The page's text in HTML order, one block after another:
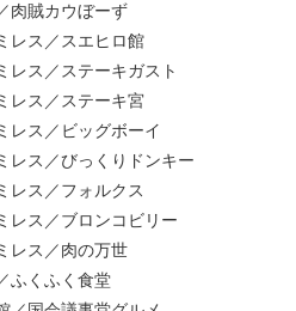
肉賊カウぼーず
レス／スエヒロ館
レス／ステーキガスト
レス／ステーキ宮
レス／ビッグボーイ
レス／びっくりドンキー
レス／フォルクス
レス／ブロンコビリー
レス／肉の万世
ふくふく食堂